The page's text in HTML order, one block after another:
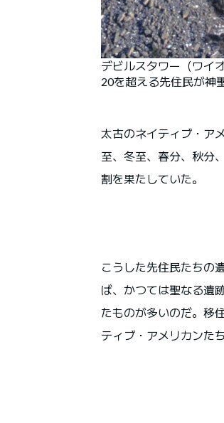
デビルスタワー（ワイ
20を超える先住民が神
太古のネイティブ・ア
至、冬至、春分、秋分
割を果たしていた。
こうした先住民たちの
ば、かつては聖なる遺
たものが多いのだ。移
ティブ・アメリカンた